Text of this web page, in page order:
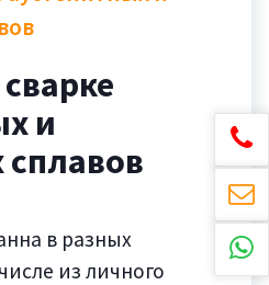
и
в разных
из личного